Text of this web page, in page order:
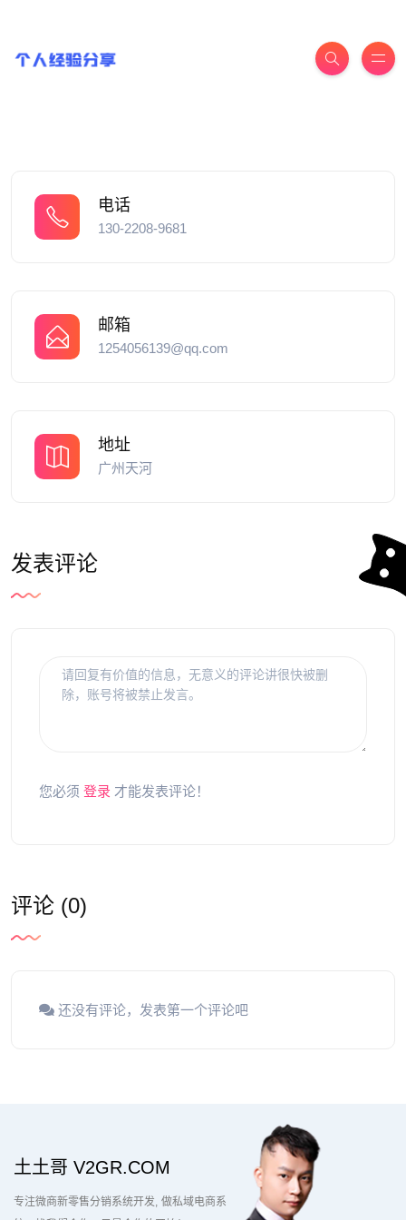
电话
130-2208-9681
邮箱
1254056139@qq.com
地址
广州天河
发表评论
您必须 登录 才能发表评论！
评论 (0)
还没有评论，发表第一个评论吧
土土哥 V2GR.COM
专注微商新零售分销系统开发 做私域电商系